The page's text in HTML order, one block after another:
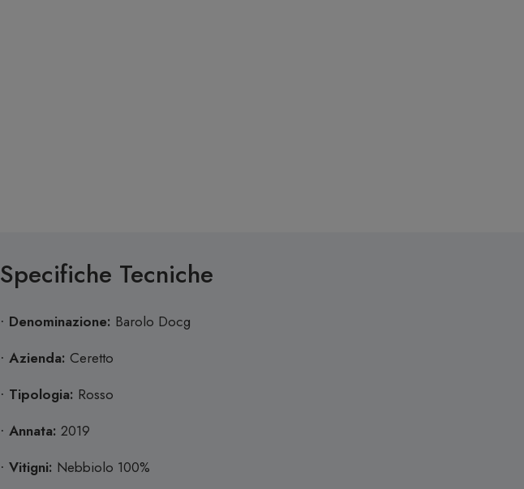
Specifiche Tecniche
· Denominazione: Barolo Docg
· Azienda: Ceretto
· Tipologia: Rosso
· Annata: 2019
· Vitigni: Nebbiolo 100%